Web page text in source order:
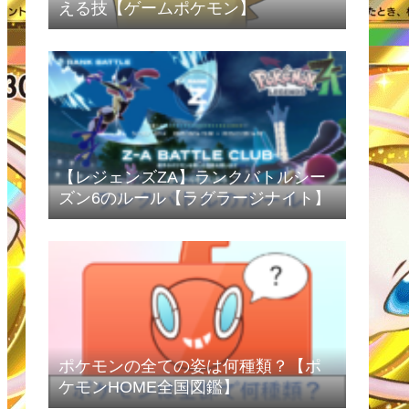
える技【ゲームポケモン】
【レジェンズZA】ランクバトルシー
ズン6のルール【ラグラージナイト】
ポケモンの全ての姿は何種類？【ポ
ケモンHOME全国図鑑】